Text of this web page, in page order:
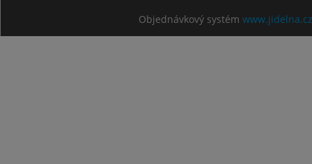
Objednávkový systém www.jidelna.cz